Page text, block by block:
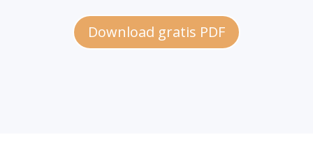
Download gratis PDF